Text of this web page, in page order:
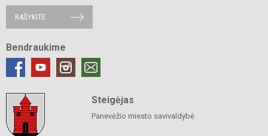
RAŠYKITE
Bendraukime
Steigėjas
Panevėžio miesto savivaldybė